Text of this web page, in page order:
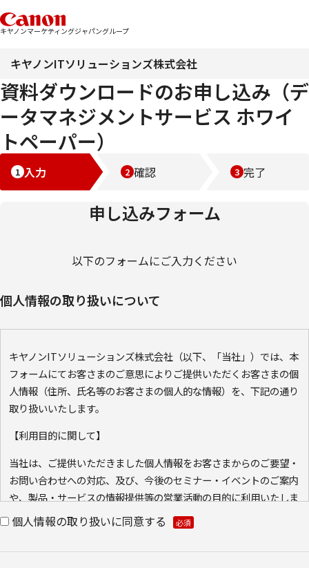
キヤノンマーケティングジャパングループ
キヤノンITソリューションズ株式会社
資料ダウンロードのお申し込み（デ
ータマネジメントサービス ホワイ
トペーパー）
入力 確認 完了
申し込みフォーム
以下のフォームにご入力ください
個人情報の取り扱いについて
キヤノンITソリューションズ株式会社（以下、「当社」）では、本
フォームにてお客さまのご意思によりご提供いただくお客さまの個
人情報（住所、氏名等のお客さまの個人的な情報）を、下記の通り
取り扱いいたします。
【利用目的に関して】
当社は、ご提供いただきました個人情報をお客さまからのご要望・
お問い合わせへの対応、及び、今後のセミナー・イベントのご案内
や、製品・サービスの情報提供等の営業活動の目的に利用いたしま
す。ご本人の同意なく利用目的以外に利用いたしません。
個人情報の取り扱いに同意する